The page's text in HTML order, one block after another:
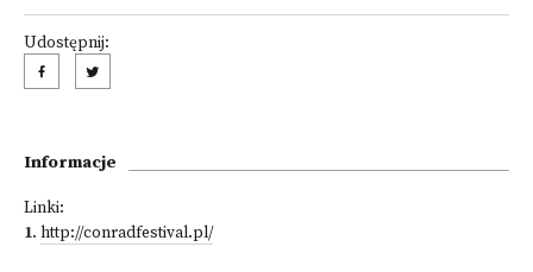
Udostępnij:
Informacje
Linki:
1. http://conradfestival.pl/